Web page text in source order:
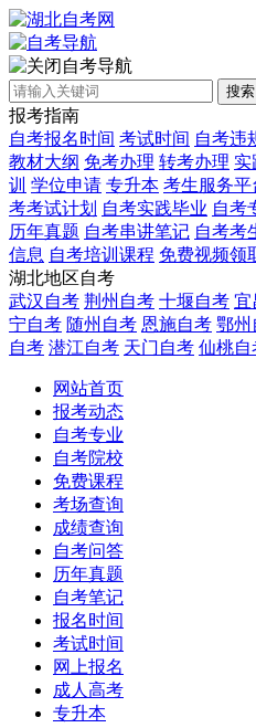
自考导航
搜索
报考指南
自考报名时间 考试时间 自考违
教材大纲 免考办理 转考办理 实
训 学位申请 专升本 考生服务平
考考试计划 自考实践毕业 自考
历年真题 自考串讲笔记 自考考
信息 自考培训课程 免费视频领
湖北地区自考
武汉自考 荆州自考 十堰自考 宜
宁自考 随州自考 恩施自考 鄂州
自考 潜江自考 天门自考 仙桃自
网站首页
报考动态
自考专业
自考院校
免费课程
考场查询
成绩查询
自考问答
历年真题
自考笔记
报名时间
考试时间
网上报名
成人高考
专升本